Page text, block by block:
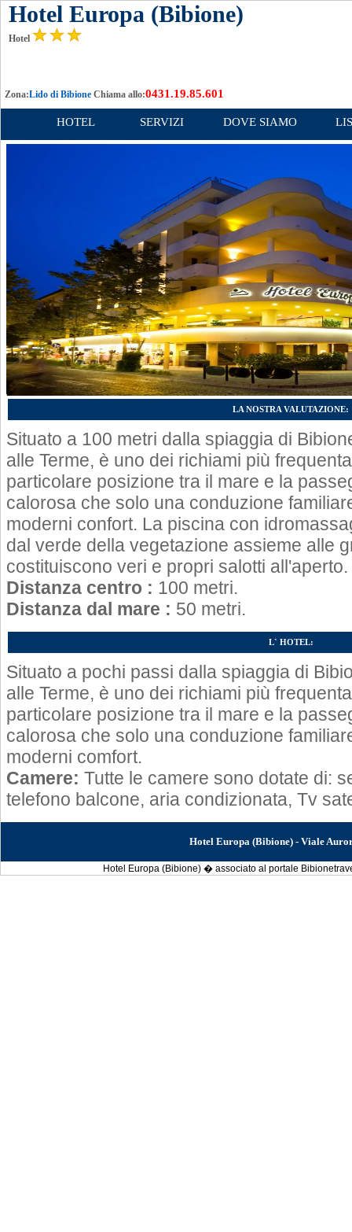
Hotel Europa (Bibione)
Hotel
Zona:Lido di Bibione Chiama allo:0431.19.85.601
HOTEL SERVIZI DOVE SIAMO
LA NOSTRA VALUTAZIONE:
Situato a 100 metri dalla spiaggia di
alle Terme, è uno dei richiami più
particolare posizione tra il mare e la
calorosa che solo una conduzione
moderni confort. La piscina con
dal verde della vegetazione assieme alle
costituiscono veri e propri salotti all'aperto.
Distanza centro : 100 metri.
Distanza dal mare : 50 metri.
L` HOTEL:
Situato a pochi passi dalla spiaggia di
alle Terme, è uno dei richiami più
particolare posizione tra il mare e la
calorosa che solo una conduzione
moderni comfort.
Camere: Tutte le camere sono dotate di:
telefono balcone, aria condizionata, Tv
Hotel Europa (Bibione) - Viale
Hotel Europa (Bibione) � associato al portale